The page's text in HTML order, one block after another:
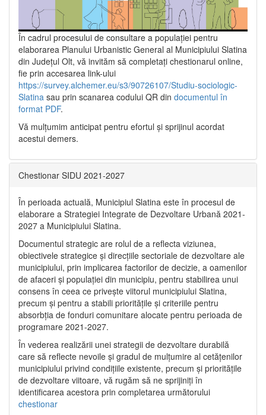
În cadrul procesului de consultare a populaţiei pentru
elaborarea Planului Urbanistic General al Municipiului Slatina
din Județul Olt, vă invităm să completați chestionarul online,
fie prin accesarea link-ului
https://survey.alchemer.eu/s3/90726107/Studiu-sociologic-
Slatina sau prin scanarea codului QR din documentul în
format PDF.
Vă mulţumim anticipat pentru efortul şi sprijinul acordat
acestui demers.
Chestionar SIDU 2021-2027
În perioada actuală, Municipiul Slatina este în procesul de
elaborare a Strategiei Integrate de Dezvoltare Urbană 2021‐
2027 a Municipiului Slatina.
Documentul strategic are rolul de a reflecta viziunea,
obiectivele strategice și direcțiile sectoriale de dezvoltare ale
municipiului, prin implicarea factorilor de decizie, a oamenilor
de afaceri și populației din municipiu, pentru stabilirea unui
consens în ceea ce privește viitorul municipiului Slatina,
precum și pentru a stabili prioritățile și criteriile pentru
absorbția de fonduri comunitare alocate pentru perioada de
programare 2021-2027.
În vederea realizării unei strategii de dezvoltare durabilă
care să reflecte nevoile și gradul de mulțumire al cetățenilor
municipiului privind condițiile existente, precum și prioritățile
de dezvoltare viitoare, vă rugăm să ne sprijiniți în
identificarea acestora prin completarea următorului
chestionar